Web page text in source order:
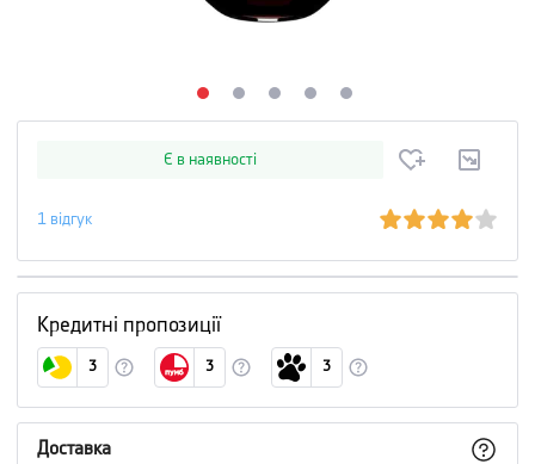
Є в наявності
1 відгук
Кредитні пропозиції
3 3 3
Доставка